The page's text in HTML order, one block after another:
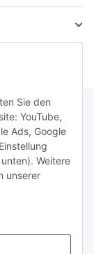
Sie den
YouTube,
Ads, Google
Weitere
unserer
Ihrer
widerruflich
E-Mail zu.
Abonnieren